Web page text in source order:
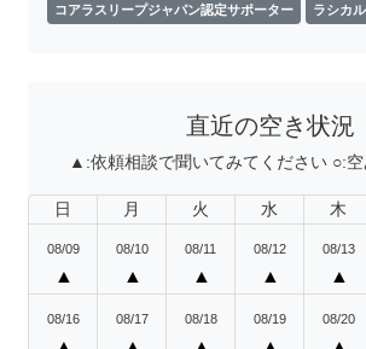
コアラスリープジャパン認定サポーター
ラシカ
直近の空き状況
▲:依頼相談で聞いてみてください ○:
日 月 火 水 木
08/09
▲
08/10
▲
08/11
▲
08/12
▲
08/13
▲
08/16 08/17 08/18 08/19 08/20